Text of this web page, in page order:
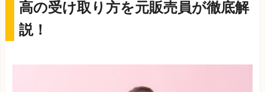
高の受け取り方を元販売員が徹底解
説！